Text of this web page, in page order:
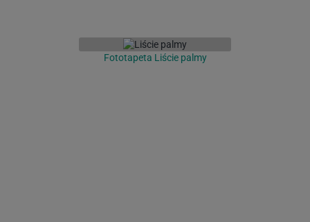
Fototapeta Liście palmy